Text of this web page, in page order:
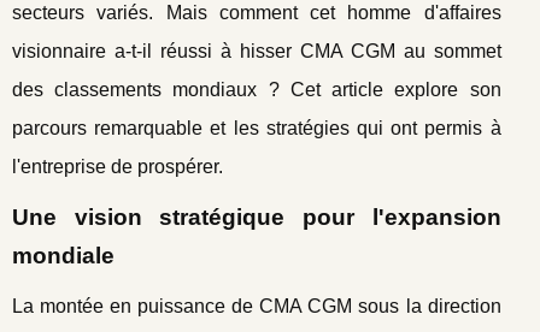
secteurs variés. Mais comment cet homme d'affaires
visionnaire a-t-il réussi à hisser CMA CGM au sommet
des classements mondiaux ? Cet article explore son
parcours remarquable et les stratégies qui ont permis à
l'entreprise de prospérer.
Une vision stratégique pour l'expansion
mondiale
La montée en puissance de CMA CGM sous la direction